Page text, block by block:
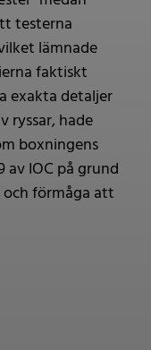
testerna
lämnade
faktiskt
exakta detaljer
ryssar, hade
boxningens
IOC på grund
förmåga att